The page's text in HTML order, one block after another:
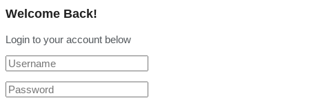
Welcome Back!
Login to your account below